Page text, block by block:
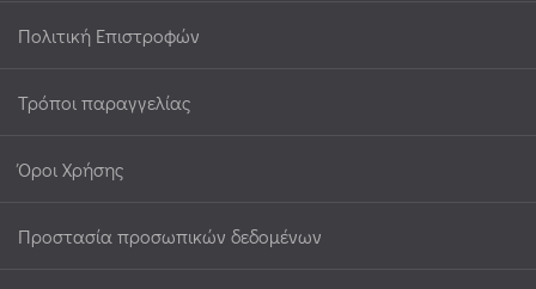
Πολιτική Επιστροφών
Τρόποι παραγγελίας
Όροι Χρήσης
Προστασία προσωπικών δεδομένων